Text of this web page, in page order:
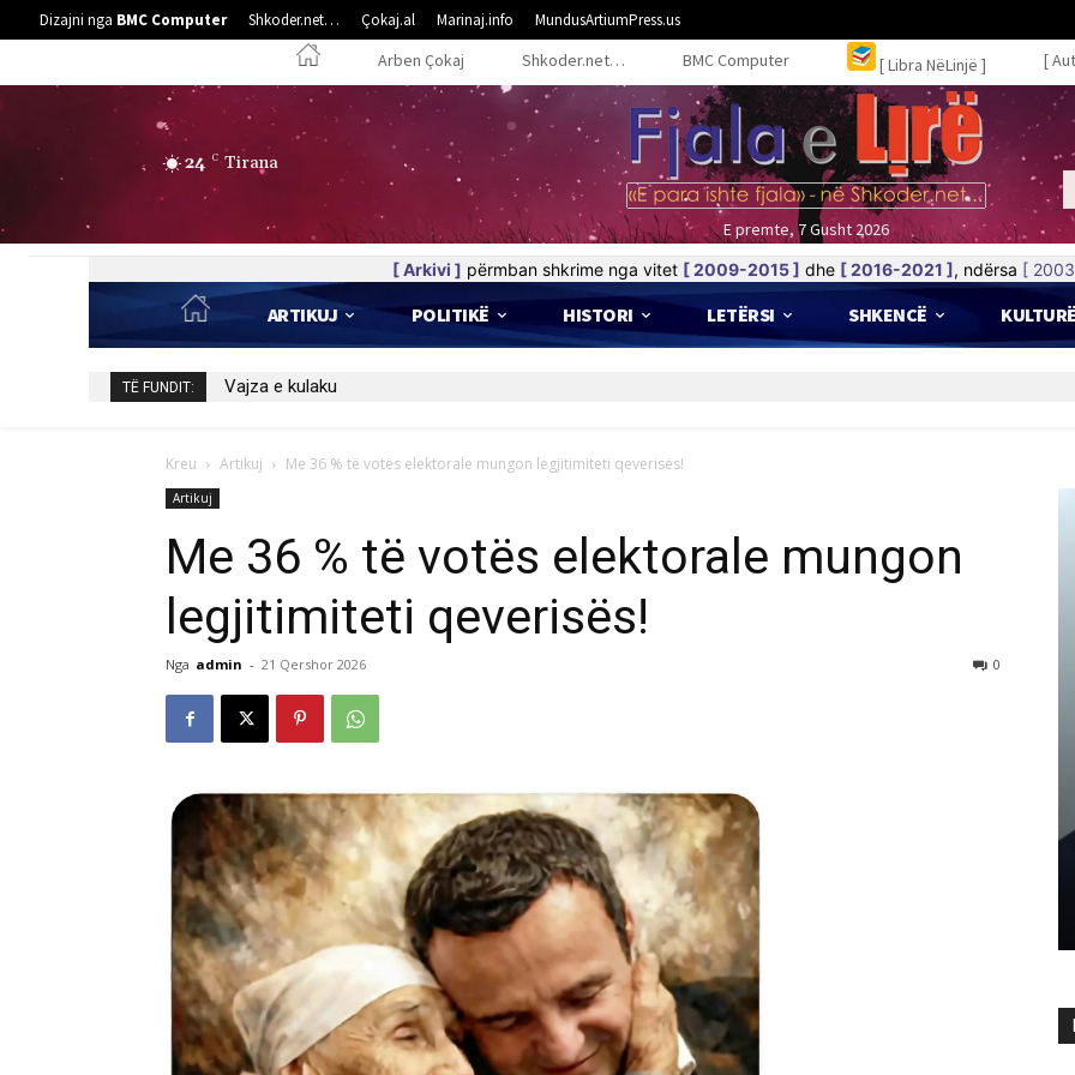
Dizajni nga BMC Computer Shkoder.net… Çokaj.al Marinaj.info MundusArtiumPress.us
Arben Çokaj Shkoder.net… BMC Computer [ Libra NëLinjë ] [
24 C Tirana
E premte, 7 Gusht 2026
[ Arkivi ] përmban shkrime nga vitet [ 2009-2015 ] dhe [ 2016-2021 ], ndërsa [
ARTIKUJ POLITIKË HISTORI LETËRSI SHKENCË KULTURË
TË FUNDIT: 5 poezi nga Elife Luzha
Kreu Artikuj Me 36 % të votës elektorale mungon legjitimiteti qeverisës!
Artikuj
Me 36 % të votës elektorale mungon
legjitimiteti qeverisës!
Nga admin - 21 Qershor 2026 0